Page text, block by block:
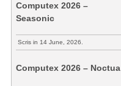
Computex 2026 –
Seasonic
Scris in 14 June, 2026.
Computex 2026 – Noctua